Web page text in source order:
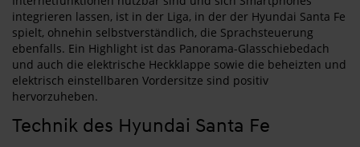
integrieren lassen, ist in der Liga, in der der Hyundai Santa Fe
spielt, ohnehin selbstverständlich, die Sprachsteuerung
ebenfalls. Ein Highlight ist das Panorama-Glasschiebedach
und auch die elektrische Heckklappe sowie die beheizten und
elektrisch einstellbaren Vordersitze sind positiv
hervorzuheben.
Technik des Hyundai Santa Fe